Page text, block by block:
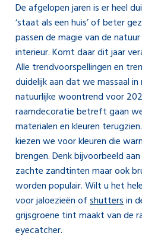
De afgelopen jaren is er heel
‘staat als een huis’ of beter
passen de magie van de
interieur. Komt daar dit jaar
Alle trendvoorspellingen en
duidelijk aan dat we massaal
natuurlijke woontrend voor
raamdecoratie betreft gaan
materialen en kleuren
kiezen we voor kleuren die
brengen. Denk bijvoorbeeld
zachte zandtinten maar ook
worden populair. Wilt u het
voor jaloezieën ofshuttersin
grijsgroene tint maakt van de
eyecatcher.